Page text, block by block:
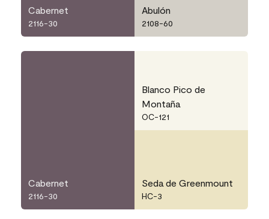
Cabernet
2116-30
Abulón
2108-60
Cabernet
2116-30
Blanco Pico de
Montaña
OC-121
Seda de Greenmount
HC-3